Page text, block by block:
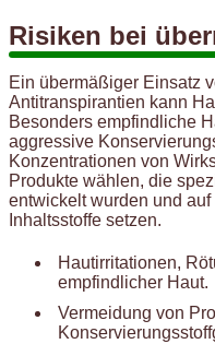
Risiken bei
Ein übermäßiger Einsatz
Antitranspirantien kann
Besonders empfindliche
aggressive
Konzentrationen von
Produkte wählen, die
entwickelt wurden und
Inhaltsstoffe setzen.
Hautirritationen,
empfindlicher Haut.
Vermeidung von